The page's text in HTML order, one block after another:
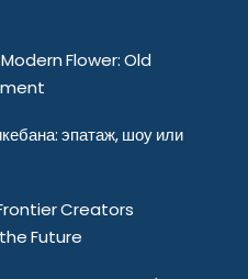
Flower: Old
эпатаж, шоу или
Creators
Future